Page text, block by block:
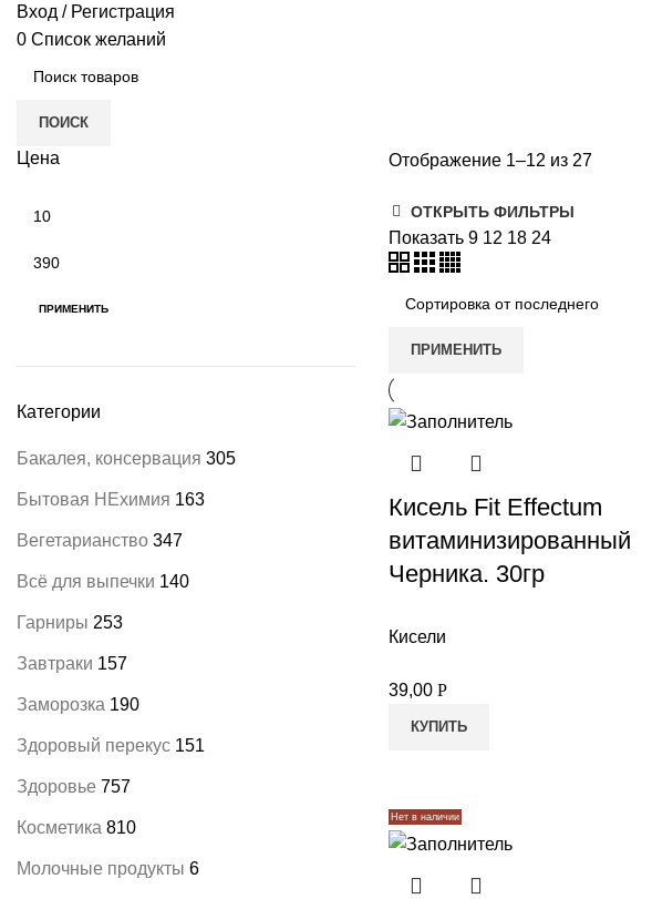
Вход / Регистрация
0 Список желаний
ПОИСК
Цена
цена
цена
ПРИМЕНИТЬ
Категории
Бакалея, консервация 305
Бытовая НЕхимия 163
Вегетарианство 347
Всё для выпечки 140
Гарниры 253
Завтраки 157
Заморозка 190
Здоровый перекус 151
Здоровье 757
Косметика 810
Молочные продукты 6
Отображение 1–12 из 27
ОТКРЫТЬ ФИЛЬТРЫ
Показать 9 12 18 24
ПРИМЕНИТЬ
Кисель Fit Effectum
витаминизированный
Черника. 30гр
Кисели
39,00 Р
КУПИТЬ
Нет в наличии